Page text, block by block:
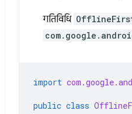
गतिविधि
import
public class